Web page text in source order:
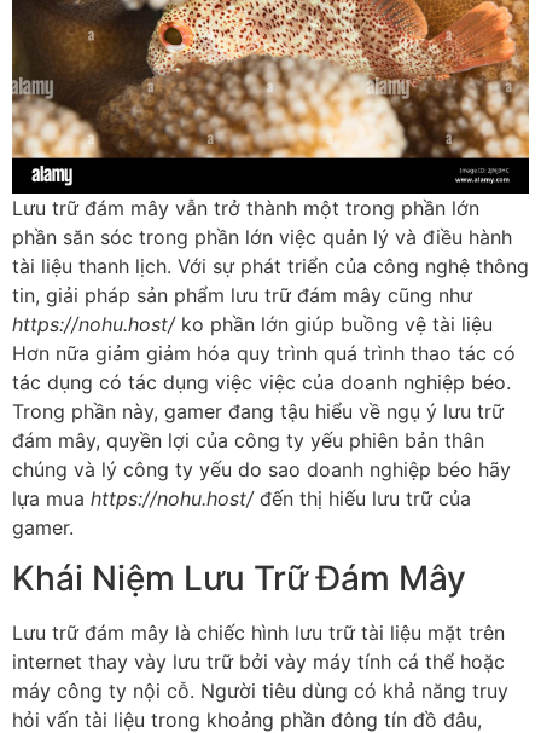
Lưu trữ đám mây vẫn trở thành một trong phần lớn
phần săn sóc trong phần lớn việc quản lý và điều hành
tài liệu thanh lịch. Với sự phát triển của công nghệ thông
tin, giải pháp sản phẩm lưu trữ đám mây cũng như
https://nohu.host/ko phần lớn giúp buồng vệ tài liệu
Hơn nữa giảm giảm hóa quy trình quá trình thao tác có
tác dụng có tác dụng việc việc của doanh nghiệp béo.
Trong phần này, gamer đang tậu hiểu về ngụ ý lưu trữ
đám mây, quyền lợi của công ty yếu phiên bản thân
chúng và lý công ty yếu do sao doanh nghiệp béo hãy
lựa mua https://nohu.host/đến thị hiếu lưu trữ của
gamer.
Khái Niệm Lưu Trữ Đám Mây
Lưu trữ đám mây là chiếc hình lưu trữ tài liệu mặt trên
internet thay vày lưu trữ bởi vày máy tính cá thể hoặc
máy công ty nội cỗ. Người tiêu dùng có khả năng truy
hỏi vấn tài liệu trong khoảng phần đông tín đồ đâu,